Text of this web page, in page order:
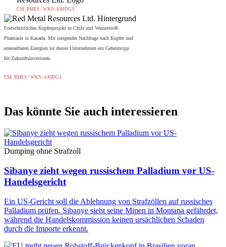
CSE:RMES / WKN:A40DG3
Fortschrittliches Kupferprojekt in Chile und Wasserstoff-
Phantasie in Kanada. Mit steigender Nachfrage nach Kupfer und
erneuerbaren Energien ist dieses Unternehmen ein Geheimtipp
für Zukunftsinvestoren.
CSE:RMES / WKN:A40DG3
Das könnte Sie auch interessieren
Dumping ohne Strafzoll
Sibanye zieht wegen russischem Palladium vor US-
Handelsgericht
Ein US-Gericht soll die Ablehnung von Strafzöllen auf russisches
Palladium prüfen. Sibanye sieht seine Minen in Montana gefährdet,
während die Handelskommission keinen ursächlichen Schaden
durch die Importe erkennt.